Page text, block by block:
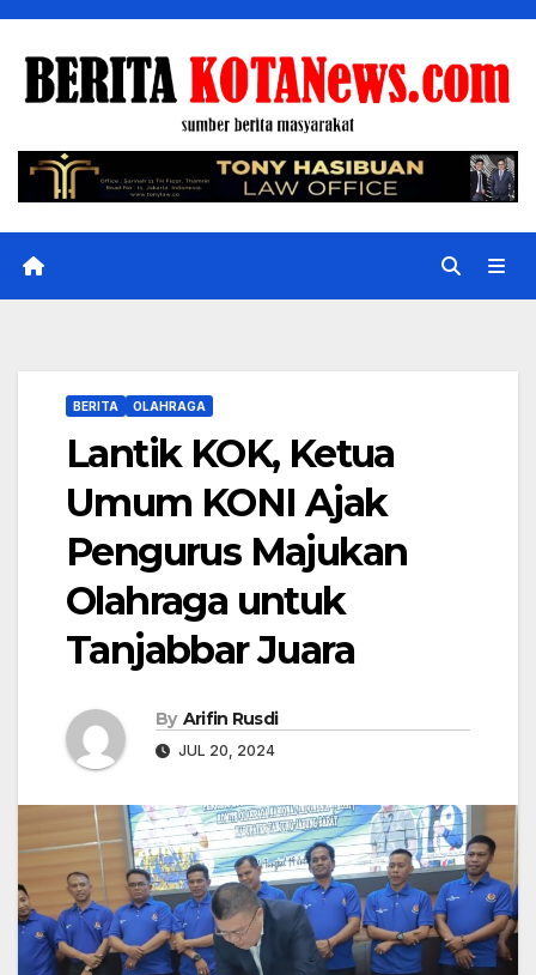
Skip
content
BERITA OLAHRAGA
Lantik KOK, Ketua
Umum KONI Ajak
Pengurus Majukan
Olahraga untuk
Tanjabbar Juara
By Arifin Rusdi
JUL 20, 2024